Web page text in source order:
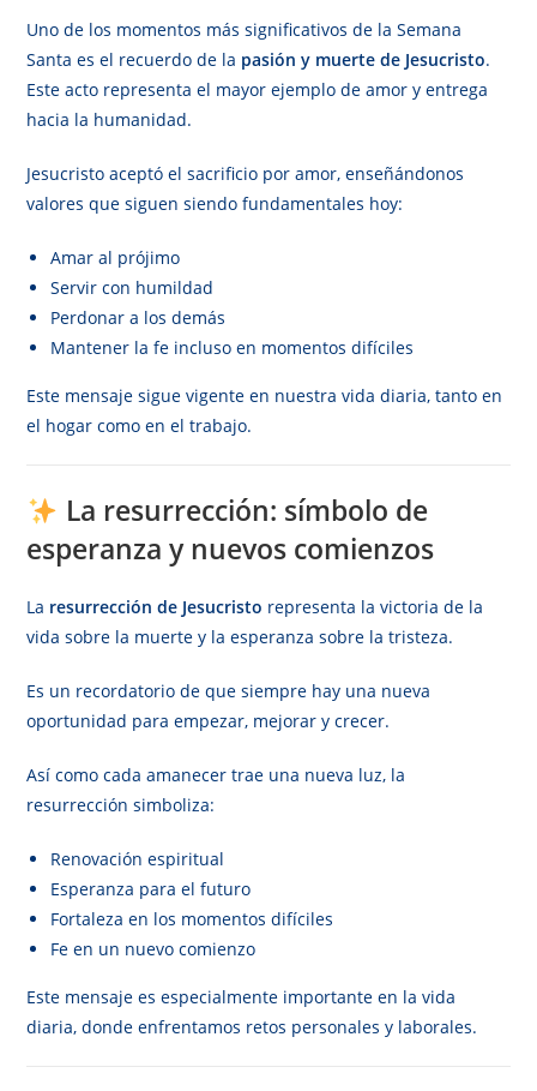
Uno de los momentos más significativos de la Semana
Santa es el recuerdo de la pasión y muerte de Jesucristo.
Este acto representa el mayor ejemplo de amor y entrega
hacia la humanidad.
Jesucristo aceptó el sacrificio por amor, enseñándonos
valores que siguen siendo fundamentales hoy:
Amar al prójimo
Servir con humildad
Perdonar a los demás
Mantener la fe incluso en momentos difíciles
Este mensaje sigue vigente en nuestra vida diaria, tanto en
el hogar como en el trabajo.
La resurrección: símbolo de
esperanza y nuevos comienzos
La resurrección de Jesucristo representa la victoria de la
vida sobre la muerte y la esperanza sobre la tristeza.
Es un recordatorio de que siempre hay una nueva
oportunidad para empezar, mejorar y crecer.
Así como cada amanecer trae una nueva luz, la
resurrección simboliza:
Renovación espiritual
Esperanza para el futuro
Fortaleza en los momentos difíciles
Fe en un nuevo comienzo
Este mensaje es especialmente importante en la vida
diaria, donde enfrentamos retos personales y laborales.